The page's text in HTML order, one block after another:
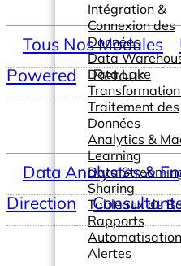
Intégration &
Connexion des
Données
Data
Data Lake
Traitement des
Données
Analytics &
Learning
Data
Sharing
Tableaux de
Rapports
Alertes
Tous Nos Modules
Powered
Retour
Data Analystes &
Direction